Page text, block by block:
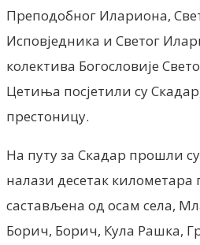
Преподобног Илариона,
Исповједника и Светог
колектива Богословије
Цетиња посјетили су
престоницу.
На путу за Скадар прошли су
налази десетак километара
састављена од осам села,
Борич, Борич, Кула Рашка,